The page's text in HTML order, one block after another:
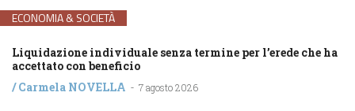
ECONOMIA & SOCIETÀ
Liquidazione individuale senza termine per l’erede che ha
accettato con beneficio
/Carmela NOVELLA - 7 agosto 2026